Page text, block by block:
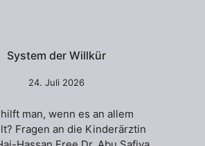
System der Willkür
24. Juli 2026
man, wenn es an allem
Fragen an die Kinderärztin